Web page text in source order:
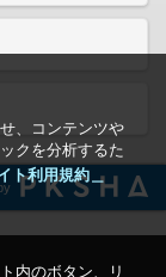
、コンテンツや
クを分析するた
ト利用規約＿
内のボタン、リ